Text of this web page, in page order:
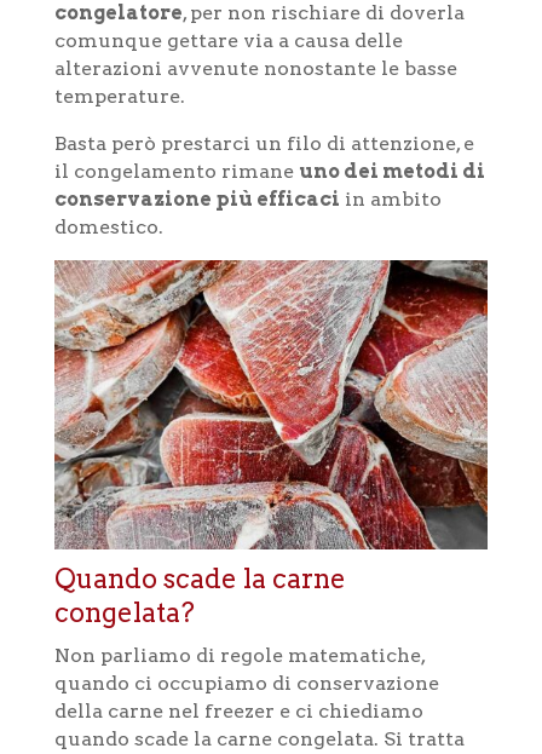
congelatore, per non rischiare di doverla
comunque gettare via a causa delle
alterazioni avvenute nonostante le basse
temperature.
Basta però prestarci un filo di attenzione, e
il congelamento rimane uno dei metodi di
conservazione più efficaci in ambito
domestico.
Quando scade la carne
congelata?
Non parliamo di regole matematiche,
quando ci occupiamo di conservazione
della carne nel freezer e ci chiediamo
quando scade la carne congelata. Si tratta